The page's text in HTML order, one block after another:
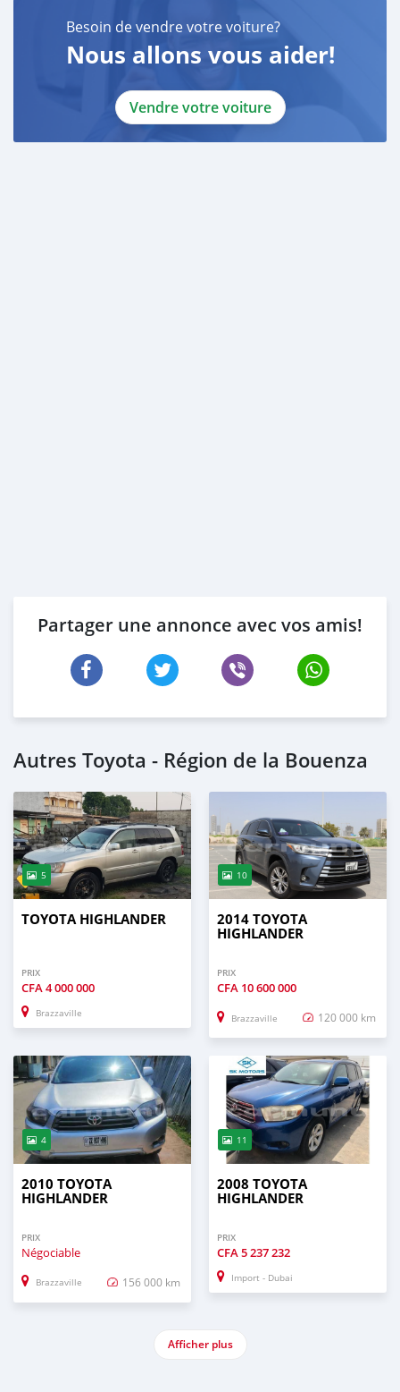
Besoin de vendre votre voiture?
Nous allons vous aider!
Vendre votre voiture
Partager une annonce avec vos amis!
Autres Toyota - Région de la Bouenza
5
TOYOTA HIGHLANDER
PRIX
CFA4 000 000
Brazzaville
10
2014 TOYOTA
HIGHLANDER
PRIX
CFA 10 600 000
Brazzaville 120 000 km
4
2010 TOYOTA
HIGHLANDER
PRIX
Négociable
Brazzaville 156 000 km
11
2008 TOYOTA
HIGHLANDER
PRIX
CFA 5 237 232
Import - Dubai
Afficher plus